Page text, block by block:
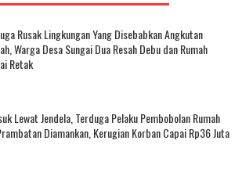
Rusak Lingkungan Yang Disebabkan Angkutan
Warga Desa Sungai Dua Resah Debu dan Rumah
Retak
Lewat Jendela, Terduga Pelaku Pembobolan Rumah
Diamankan, Kerugian Korban Capai Rp36 Juta